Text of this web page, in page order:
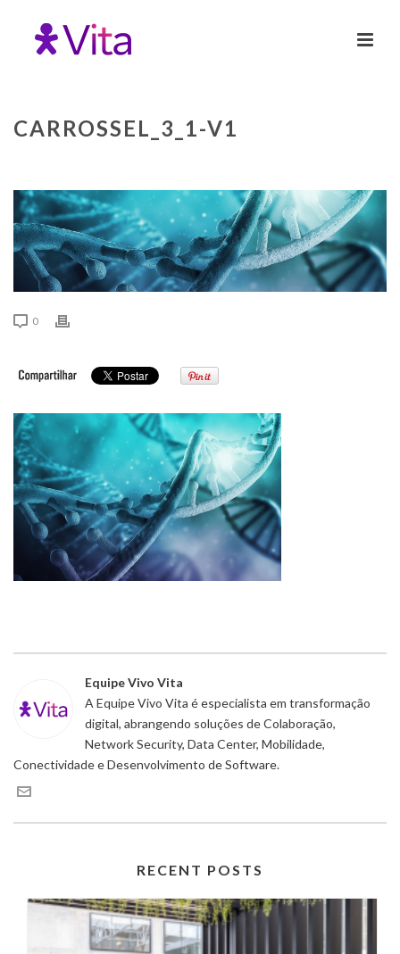
CARROSSEL_3_1-V1
0
Equipe Vivo Vita
A Equipe Vivo Vita é especialista em transformação
digital, abrangendo soluções de Colaboração,
Network Security, Data Center, Mobilidade,
Conectividade e Desenvolvimento de Software.
RECENT POSTS